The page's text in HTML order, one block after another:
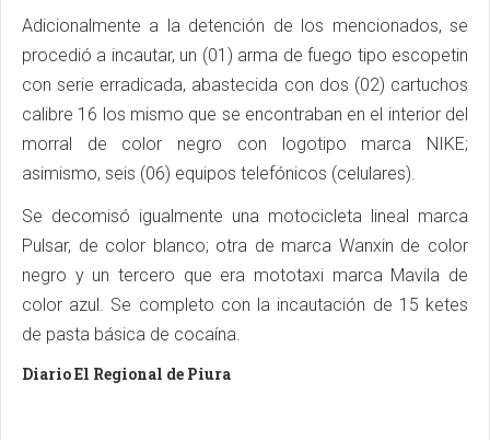
Adicionalmente a la detención de los mencionados, se
procedió a incautar, un (01) arma de fuego tipo escopetin
con serie erradicada, abastecida con dos (02) cartuchos
calibre 16 los mismo que se encontraban en el interior del
morral de color negro con logotipo marca NIKE;
asimismo, seis (06) equipos telefónicos (celulares).
Se decomisó igualmente una motocicleta lineal marca
Pulsar, de color blanco; otra de marca Wanxin de color
negro y un tercero que era mototaxi marca Mavila de
color azul. Se completo con la incautación de 15 ketes
de pasta básica de cocaína.
Diario El Regional de Piura